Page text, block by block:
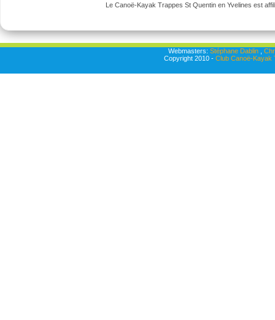
Le Canoë-Kayak Trappes St Quentin en Yvelines est
Webmasters: Stéphane Dablin,
Copyright 2010 - Club Canoë-Kayak